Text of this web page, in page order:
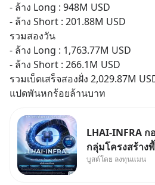
- ล้าง Long : 948M USD
- ล้าง Short : 201.88M USD
รวมสองวัน
- ล้าง Long : 1,763.77M USD
- ล้าง Short : 266.1M USD
รวมเบ็ดเสร็จสองฝั่ง 2,029.87M
แปดพันหกร้อยล้านบาท
LHAI-INFRA ก
กลุ่มโครงสร้าง
งบลงทุนครั้งให
บูสต์โดย ลงทุนแมน